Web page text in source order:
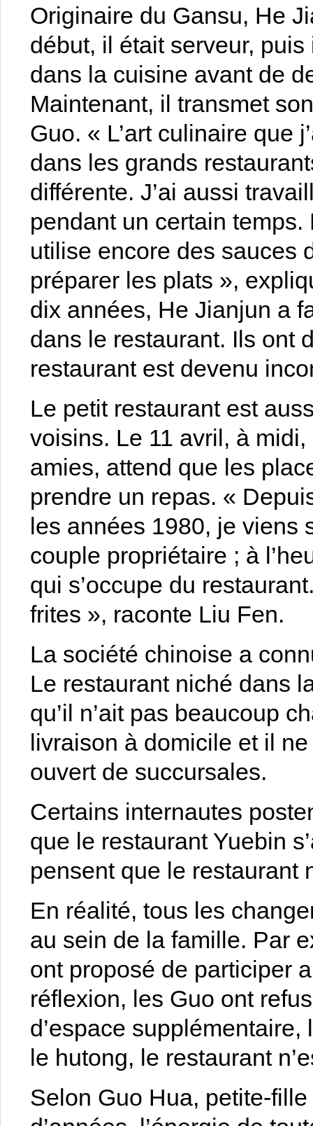
Originaire du Gansu, He
début, il était serveur,
dans la cuisine avant de
Maintenant, il transmet
Guo. « L’art culinaire que
dans les grands
différente. J’ai aussi
pendant un certain
utilise encore des sauces
préparer les plats »,
dix années, He Jianjun a
dans le restaurant. Ils ont
restaurant est devenu
Le petit restaurant est
voisins. Le 11 avril, à
amies, attend que les
prendre un repas. «
les années 1980, je viens
couple propriétaire ; à
qui s’occupe du
frites », raconte Liu Fen.
La société chinoise a
Le restaurant niché dans
qu’il n’ait pas beaucoup
livraison à domicile et il ne
ouvert de succursales.
Certains internautes
que le restaurant Yuebin
pensent que le restaurant
En réalité, tous les
au sein de la famille. Par
ont proposé de participer
réflexion, les Guo ont
d’espace
le hutong, le restaurant
Selon Guo Hua, petite-